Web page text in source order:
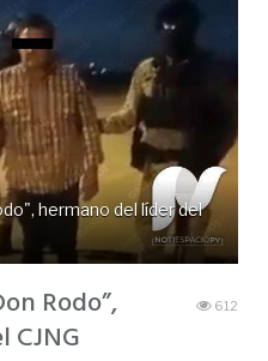
hermano del líder del
Rodo”,
CJNG
612